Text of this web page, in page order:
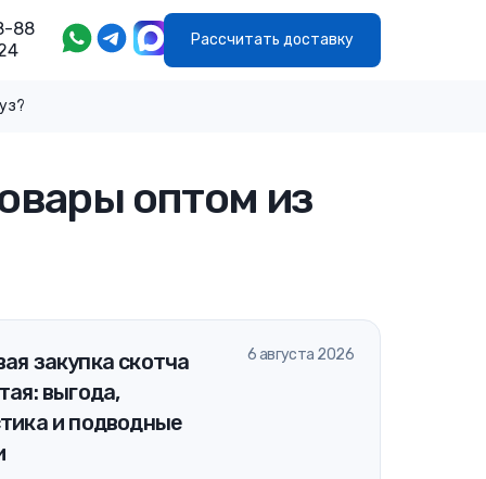
88
Рассчитать доставку
оптом из
закупка скотча
выгода,
и подводные
6 августа 2026